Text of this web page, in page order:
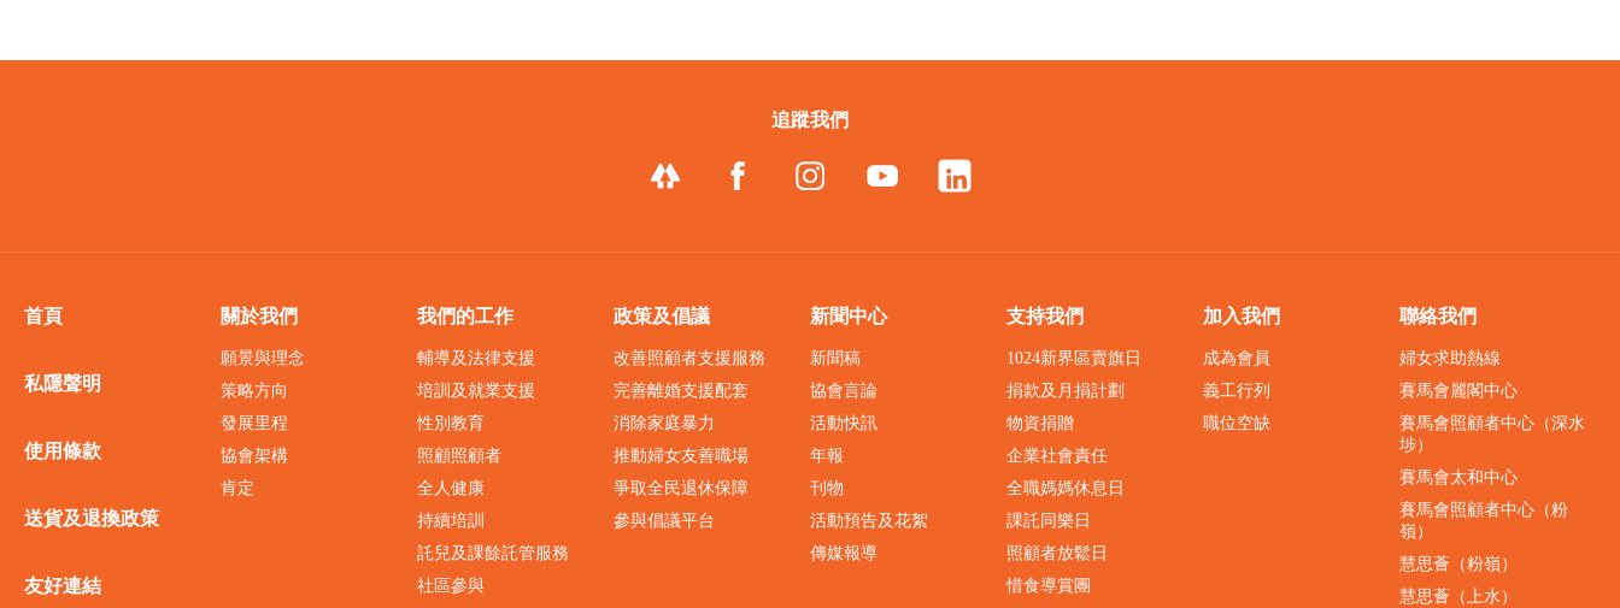
追蹤我們
首頁
私隱聲明
使用條款
送貨及退換政策
友好連結
關於我們
願景與理念
策略方向
發展里程
協會架構
肯定
我們的工作
輔導及法律支援
培訓及就業支援
性別教育
照顧照顧者
全人健康
持續培訓
託兒及課餘託管服務
社區參與
政策及倡議
改善照顧者支援服務
完善離婚支援配套
消除家庭暴力
推動婦女友善職場
爭取全民退休保障
參與倡議平台
新聞中心
新聞稿
協會言論
活動快訊
年報
刊物
活動預告及花絮
傳媒報導
支持我們
1024新界區賣旗日
捐款及月捐計劃
物資捐贈
企業社會責任
全職媽媽休息日
課託同樂日
照顧者放鬆日
惜食導賞團
加入我們
成為會員
義工行列
職位空缺
聯絡我們
婦女求助熱線
賽馬會麗閣中心
賽馬會照顧者中心（深水
埗）
賽馬會太和中心
賽馬會照顧者中心（粉
嶺）
慧思薈（粉嶺）
慧思薈（上水）